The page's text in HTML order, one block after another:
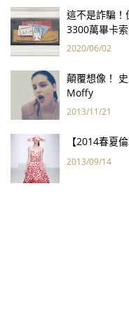
這不是詐騙！
3300萬畢卡
2020/06/02
顛覆想像！
Moffy
2013/11/21
【2014春夏
2013/09/14